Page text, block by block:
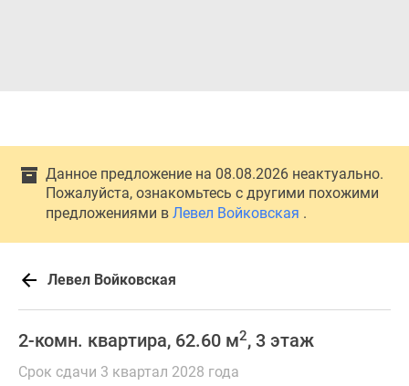
Данное предложение на 08.08.2026 неактуально.
Пожалуйста, ознакомьтесь с другими похожими
предложениями в Левел Войковская .
Левел Войковская
2-комн. квартира, 62.60 м2, 3 этаж
Срок сдачи 3 квартал 2028 года